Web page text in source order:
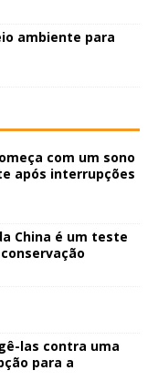
ambiente para
com um sono
após interrupções
China é um teste
las contra uma
para a